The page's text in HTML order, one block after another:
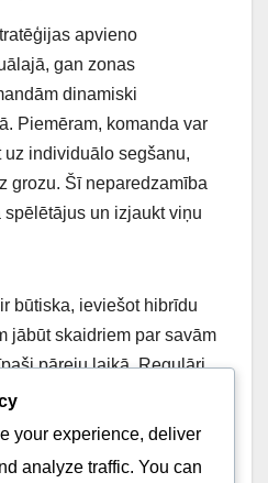
apvieno
gan zonas
dinamiski
Piemēram, komanda var
uz individuālo segšanu,
grozu. Šī neparedzamība
un izjaukt viņu
būtiska, ieviešot hibrīdu
jābūt skaidriem par savām
pāreju laikā. Regulāri
praktizēt šīs
jūtas ērti, pārejot starp
your experience, deliver
analyze traffic. You can